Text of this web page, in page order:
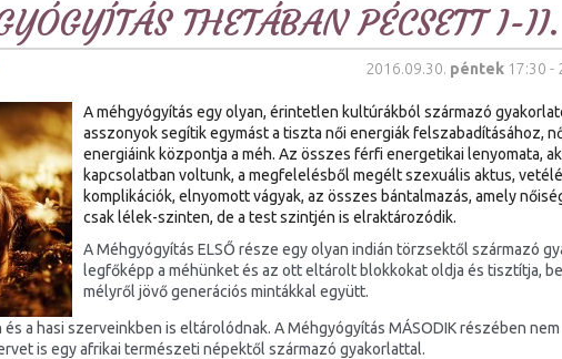
THETÁBAN PÉCSETT I-II.
2016.09.30. péntek 17:30 -
A méhgyógyítás egy olyan, érintetlen kultúrákból származó
asszonyok segítik egymást a tiszta női energiák felszabadításához,
energiáink központja a méh. Az összes férfi energetikai lenyomata,
kapcsolatban voltunk, a megfelelésből megélt szexuális aktus,
komplikációk, elnyomott vágyak, az összes bántalmazás, amely
csak lélek-szinten, de a test szintjén is elraktározódik.
A Méhgyógyítás ELSŐ része egy olyan indián törzsektől származó
legfőképp a méhünket és az ott eltárolt blokkokat oldja és tisztítja,
mélyről jövő generációs mintákkal együtt.
a hasi szerveinkben is eltárolódnak. A Méhgyógyítás MÁSODIK részében
is egy afrikai természeti népektől származó gyakorlattal.